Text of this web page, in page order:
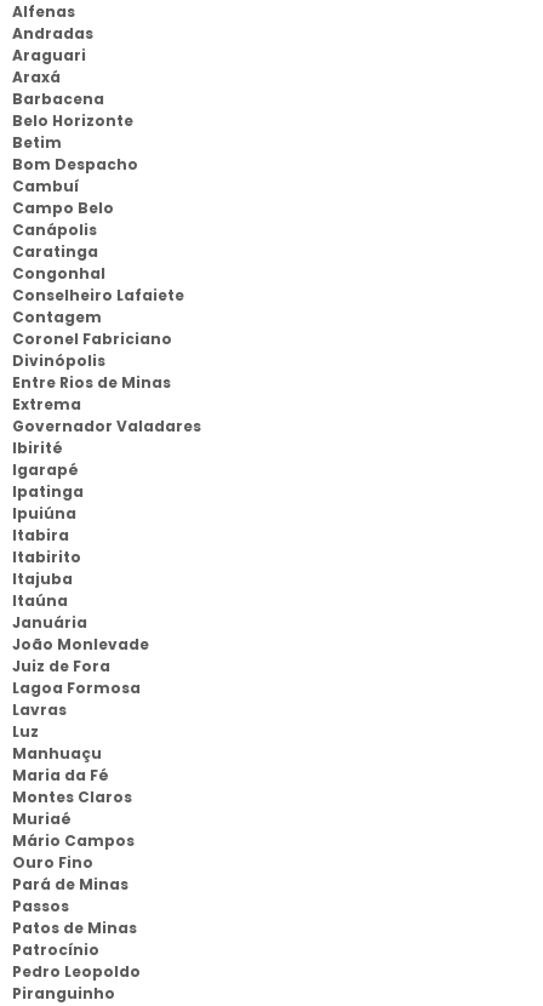
Alfenas
Andradas
Araguari
Araxá
Barbacena
Belo Horizonte
Betim
Bom Despacho
Cambuí
Campo Belo
Canápolis
Caratinga
Congonhal
Conselheiro Lafaiete
Contagem
Coronel Fabriciano
Divinópolis
Entre Rios de Minas
Extrema
Governador Valadares
Ibirité
Igarapé
Ipatinga
Ipuiúna
Itabira
Itabirito
Itajuba
Itaúna
Januária
João Monlevade
Juiz de Fora
Lagoa Formosa
Lavras
Luz
Manhuaçu
Maria da Fé
Montes Claros
Muriaé
Mário Campos
Ouro Fino
Pará de Minas
Passos
Patos de Minas
Patrocínio
Pedro Leopoldo
Piranguinho